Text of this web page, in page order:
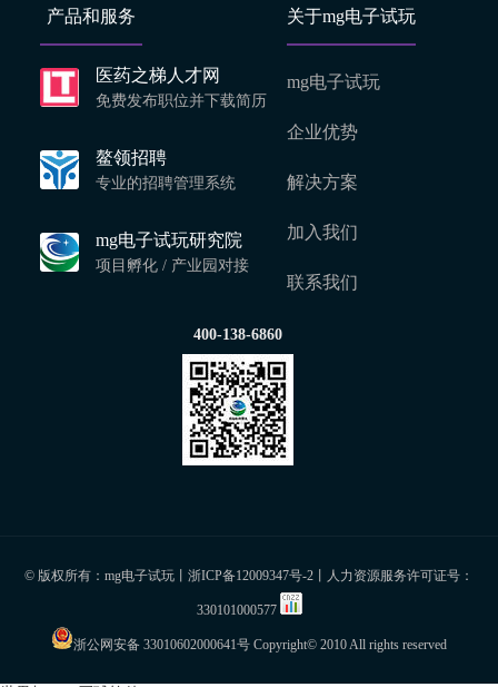
产品和服务
医药之梯人才网
免费发布职位并下载简历
鳌领招聘
专业的招聘管理系统
mg电子试玩研究院
项目孵化 / 产业园对接
关于mg电子试玩
mg电子试玩
企业优势
解决方案
加入我们
联系我们
400-138-6860
© 版权所有：mg电子试玩丨 浙ICP备12009347号-2 丨人力资源服务许可证号：
330101000577
浙公网安备 33010602000641号 Copyright© 2010 All rights reserved